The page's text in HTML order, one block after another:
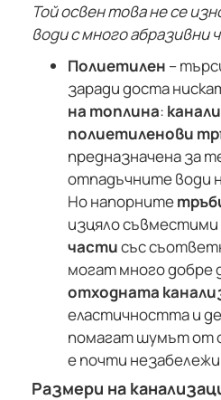
Той освен това не се
води с много абразивни
Полиетилен –
заради доста
на топлина:
полиетиленови
предназначена за
отпадъчните води
Но напорните
изцяло съвместими
частисъс
могат много добре
отходната
еластичността и
помагат шумът от
е почти
Размери на